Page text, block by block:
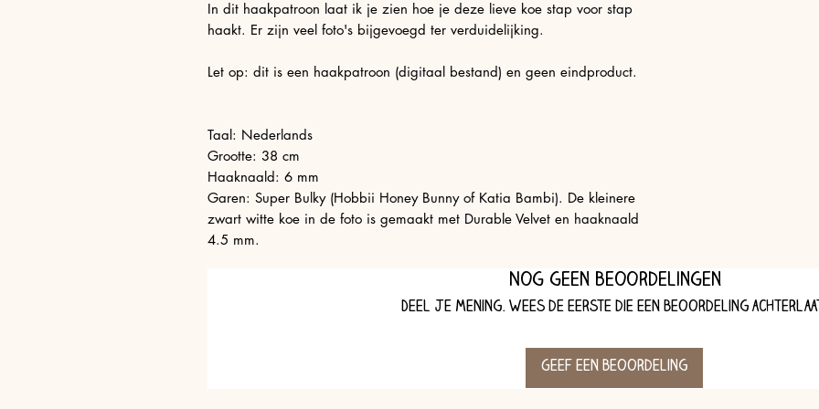
In dit haakpatroon laat ik je zien hoe je deze lieve koe stap voor stap
haakt. Er zijn veel foto's bijgevoegd ter verduidelijking.
Let op: dit is een haakpatroon (digitaal bestand) en geen eindproduct.
Taal: Nederlands
Grootte: 38 cm
Haaknaald: 6 mm
Garen: Super Bulky (Hobbii Honey Bunny of Katia Bambi). De kleinere
zwart witte koe in de foto is gemaakt met Durable Velvet en haaknaald
4.5 mm.
Nog geen beoordelingen
Deel je mening. Wees de eerste die een beoordeling
Geef een beoordeling